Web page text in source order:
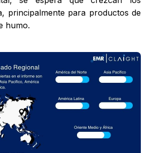
principalmente para productos de
humo.